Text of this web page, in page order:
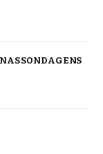
SONDAGENS